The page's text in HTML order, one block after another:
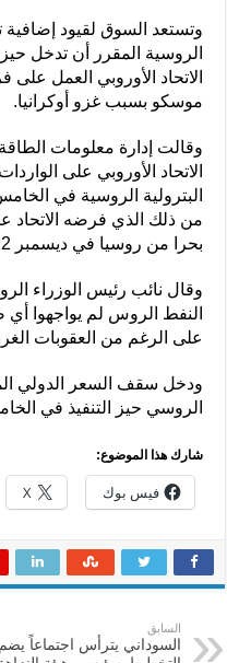
وتستعد السوق لقيود
الروسية المقرر أن تدخل حيز
الاتحاد الأوروبي العمل
موسكو بسبب غزو أوكرانيا.
وقالت إدارة معلومات
الاتحاد الأوروبي على
البترولية الروسية في
من ذلك الذي فرضه الاتحاد
بحرا من روسيا في ديسمبر 2022.
وقال نائب رئيس الوزراء
النفط الروس لم يواجهوا
على الرغم من العقوبات
ودخل سقف السعر الدولي
الروسي حيز التنفيذ في
شارك هذا الموضوع:
فيس بوك X
السابق
السوداني يترأس اجتماعاً